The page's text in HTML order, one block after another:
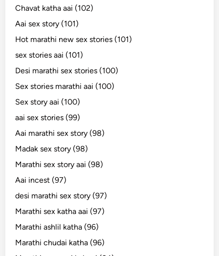
Chavat katha aai (102)
Aai sex story (101)
Hot marathi new sex stories (101)
sex stories aai (101)
Desi marathi sex stories (100)
Sex stories marathi aai (100)
Sex story aai (100)
aai sex stories (99)
Aai marathi sex story (98)
Madak sex story (98)
Marathi sex story aai (98)
Aai incest (97)
desi marathi sex story (97)
Marathi sex katha aai (97)
Marathi ashlil katha (96)
Marathi chudai katha (96)